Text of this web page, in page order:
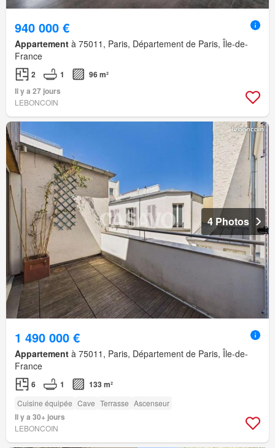
940 000 €
Appartement à 75011, Paris, Département de Paris, Île-de-
France
2 1
96 m²
Il y a 27 jours
LEBONCOIN
4 Photos
1 490 000 €
Appartement à 75011, Paris, Département de Paris, Île-de-
France
6 1 133 m²
Cuisine équipée Cave Terrasse Ascenseur
Il y a 30+ jours
LEBONCOIN